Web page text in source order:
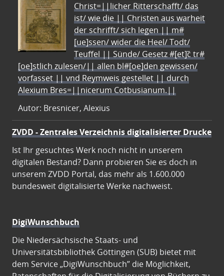
Christ=||licher Ritterschafft/ das
ist/ wie die || Christen aus warheit
der schrifft/ sich legen || m#
[ue]ssen/ wider die Heel/ Todt/
Teuffel || Sünde/ Gesetz #[et]c̃ tr#
[oe]stlich zulesen/|| allen bl#[oe]den gewissen/
vorfasset || vnd Reymweis gestellet || durch
Alexium Bres=||nicerum Cotbusianum.||
Autor: Bresnicer, Alexius
ZVDD - Zentrales Verzeichnis digitalisierter Drucke
Ist Ihr gesuchtes Werk noch nicht in unserem
digitalen Bestand? Dann probieren Sie es doch in
unserem ZVDD Portal, das mehr als 1.600.000
bundesweit digitalisierte Werke nachweist.
DigiWunschbuch
Die Niedersächsische Staats- und
Universitätsbibliothek Göttingen (SUB) bietet mit
dem Service „DigiWunschbuch” die Möglichkeit,